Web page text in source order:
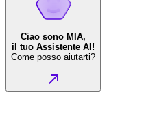
Ciao sono MIA,
il tuo Assistente AI!
Come posso aiutarti?